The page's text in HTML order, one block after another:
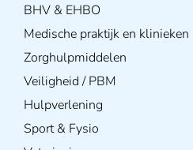
BHV & EHBO
Medische praktijk en klinieken
Zorghulpmiddelen
Veiligheid / PBM
Hulpverlening
Sport & Fysio